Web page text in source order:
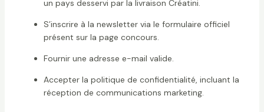
un pays desservi par la livraison Créatini.
S’inscrire à la newsletter via le formulaire officiel
présent sur la page concours.
Fournir une adresse e-mail valide.
Accepter la politique de confidentialité, incluant la
réception de communications marketing.